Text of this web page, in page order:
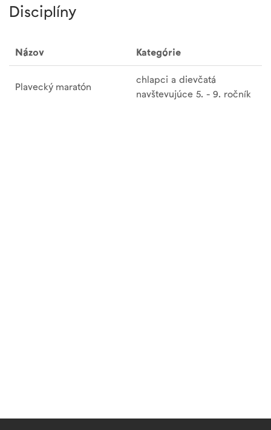
Disciplíny
Názov Kategórie
Plavecký maratón
chlapci a dievčatá
navštevujúce 5. - 9. ročník